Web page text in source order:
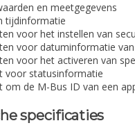
en meetgegevens
tijdinformatie
voor het instellen van
voor datuminformatie
voor het activeren van
voor statusinformatie
om de M-Bus ID van een
specificaties